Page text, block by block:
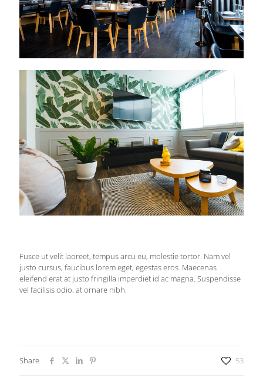
Fusce ut velit laoreet, tempus arcu eu, molestie tortor. Nam vel
justo cursus, faucibus lorem eget, egestas eros. Maecenas
eleifend erat at justo fringilla imperdiet id ac magna. Suspendisse
vel facilisis odio, at ornare nibh.
Share 53